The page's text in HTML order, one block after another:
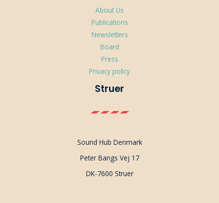
About Us
Publications
Newsletters
Board
Press
Privacy policy
Struer
Sound Hub Denmark
Peter Bangs Vej 17
DK-7600 Struer